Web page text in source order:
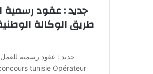
جديد : عقود رسمية
طريق الوكالة
جديد : عقود رسمية للعمل